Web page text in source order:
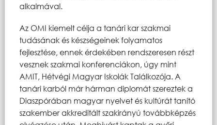
alkalmával.
Az OMI kiemelt célja a tanári kar szakmai
tudásának és készségeinek folyamatos
fejlesztése, ennek érdekében rendszeresen részt
vesznek szakmai konferenciákon, úgy mint
AMIT, Hétvégi Magyar Iskolák Találkozója. A
tanári karból már hárman diplomát szereztek a
Diaszpórában magyar nyelvet és kultúrát tanító
szakember akkreditált szakirányú továbbképzés